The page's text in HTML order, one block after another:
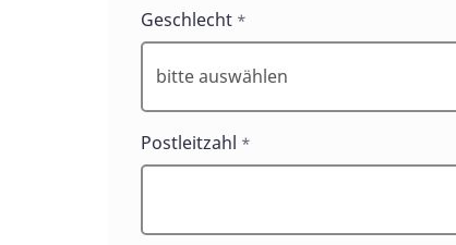
Geschlecht *
Postleitzahl *